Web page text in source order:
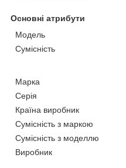
Основні атрибути
Модель
Сумісність
Марка
Серія
Країна виробник
Сумісність з маркою
Сумісність з моделлю
Виробник